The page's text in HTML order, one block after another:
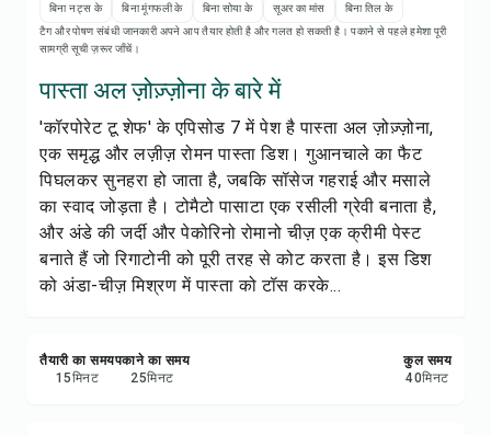
रेसिपी नोट्स
रेसिपी प्रिंट करें
सेव करें
शेयर करें
रिपोर्ट करें
बिना नट्स के बिना मूंगफली के बिना सोया के सूअर का मांस
बिना तिल के
टैग और पोषण संबंधी जानकारी अपने आप तैयार होती है और गलत हो सकती है। पकाने से पहले हमेशा पूरी
सामग्री सूची ज़रूर जाँचें।
पास्ता अल ज़ोज़्ज़ोना के बारे में
'कॉरपोरेट टू शेफ' के एपिसोड 7 में पेश है पास्ता अल ज़ोज़्ज़ोना,
एक समृद्ध और लज़ीज़ रोमन पास्ता डिश। गुआनचाले का फैट
पिघलकर सुनहरा हो जाता है, जबकि सॉसेज गहराई और मसाले
का स्वाद जोड़ता है। टोमैटो पासाटा एक रसीली ग्रेवी बनाता है,
और अंडे की जर्दी और पेकोरिनो रोमानो चीज़ एक क्रीमी पेस्ट
बनाते हैं जो रिगाटोनी को पूरी तरह से कोट करता है। इस डिश
को अंडा-चीज़ मिश्रण में पास्ता को टॉस करके...
तैयारी का समय
15मिनट
पकाने का समय
25मिनट
कुल समय
40मिनट